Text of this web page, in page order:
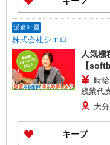
派遣社員
株式会社シエロ
人気機
【
時
残業代
+゜・
万円支給(規定有) お友
ィブ支給(規定有) ★月
有）★
大
キープ